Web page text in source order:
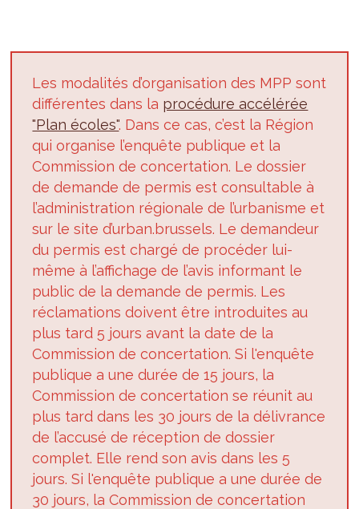
Les modalités d’organisation des MPP sont
différentes dans la procédure accélérée
"Plan écoles". Dans ce cas, c’est la Région
qui organise l’enquête publique et la
Commission de concertation. Le dossier
de demande de permis est consultable à
l’administration régionale de l’urbanisme et
sur le site d’urban.brussels. Le demandeur
du permis est chargé de procéder lui-
même à l’affichage de l’avis informant le
public de la demande de permis. Les
réclamations doivent être introduites au
plus tard 5 jours avant la date de la
Commission de concertation. Si l'enquête
publique a une durée de 15 jours, la
Commission de concertation se réunit au
plus tard dans les 30 jours de la délivrance
de l’accusé de réception de dossier
complet. Elle rend son avis dans les 5
jours. Si l'enquête publique a une durée de
30 jours, la Commission de concertation